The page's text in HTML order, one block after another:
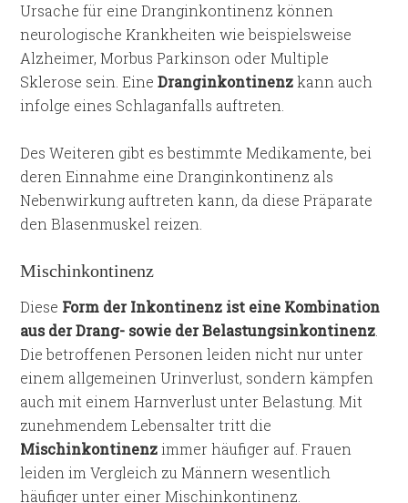
Ursache für eine Dranginkontinenz können
neurologische Krankheiten wie beispielsweise
Alzheimer, Morbus Parkinson oder Multiple
Sklerose sein. EineDranginkontinenzkann auch
infolge eines Schlaganfalls auftreten.
Des Weiteren gibt es bestimmte Medikamente, bei
deren Einnahme eine Dranginkontinenz als
Nebenwirkung auftreten kann, da diese Präparate
den Blasenmuskel reizen.
Mischinkontinenz
Diese Form der Inkontinenz ist eine Kombination
aus der Drang- sowie der Belastungsinkontinenz
Die betroffenen Personen leiden nicht nur unter
einem allgemeinen Urinverlust, sondern kämpfen
auch mit einem Harnverlust unter Belastung. Mit
zunehmendem Lebensalter tritt die
Mischinkontinenzimmer häufiger auf. Frauen
leiden im Vergleich zu Männern wesentlich
häufiger unter einer Mischinkontinenz.